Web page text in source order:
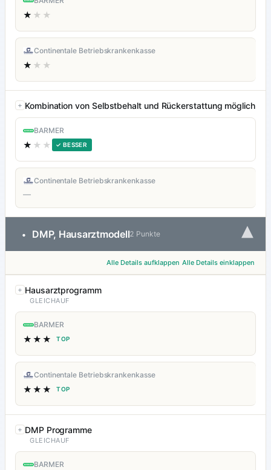
★ ★★
Continentale Betriebskrankenkasse
★ ★★
Kombination von Selbstbehalt und Rückerstattung möglich
BARMER
★ ★★ ✓ BESSER
Continentale Betriebskrankenkasse
—
• DMP, Hausarztmodell2 Punkte ▾
Alle Details aufklappen Alle Details einklappen
Hausarztprogramm
GLEICHAUF
BARMER
★★★ TOP
Continentale Betriebskrankenkasse
★★★ TOP
DMP Programme
GLEICHAUF
BARMER